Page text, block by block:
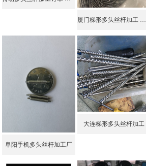
厦门梯形多头丝杆加工 品种齐全
阜阳手机多头丝杆加工厂
大连梯形多头丝杆加工